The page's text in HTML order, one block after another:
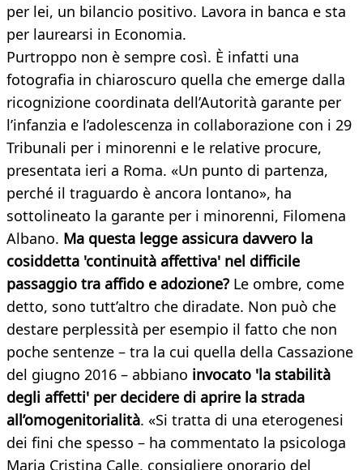
per lei, un bilancio positivo. Lavora in banca e sta
per laurearsi in Economia.
Purtroppo non è sempre così. È infatti una
fotografia in chiaroscuro quella che emerge dalla
ricognizione coordinata dell’Autorità garante per
l’infanzia e l’adolescenza in collaborazione con i 29
Tribunali per i minorenni e le relative procure,
presentata ieri a Roma. «Un punto di partenza,
perché il traguardo è ancora lontano», ha
sottolineato la garante per i minorenni, Filomena
Albano. Ma questa legge assicura davvero la
cosiddetta 'continuità affettiva' nel difficile
passaggio tra affido e adozione? Le ombre, come
detto, sono tutt’altro che diradate. Non può che
destare perplessità per esempio il fatto che non
poche sentenze – tra la cui quella della Cassazione
del giugno 2016 – abbiano invocato 'la stabilità
degli affetti' per decidere di aprire la strada
all’omogenitorialità. «Si tratta di una eterogenesi
dei fini che spesso – ha commentato la psicologa
Maria Cristina Calle, consigliere onorario del